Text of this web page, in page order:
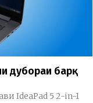
дубораи барқ
IdeaPad 5 2-in-1